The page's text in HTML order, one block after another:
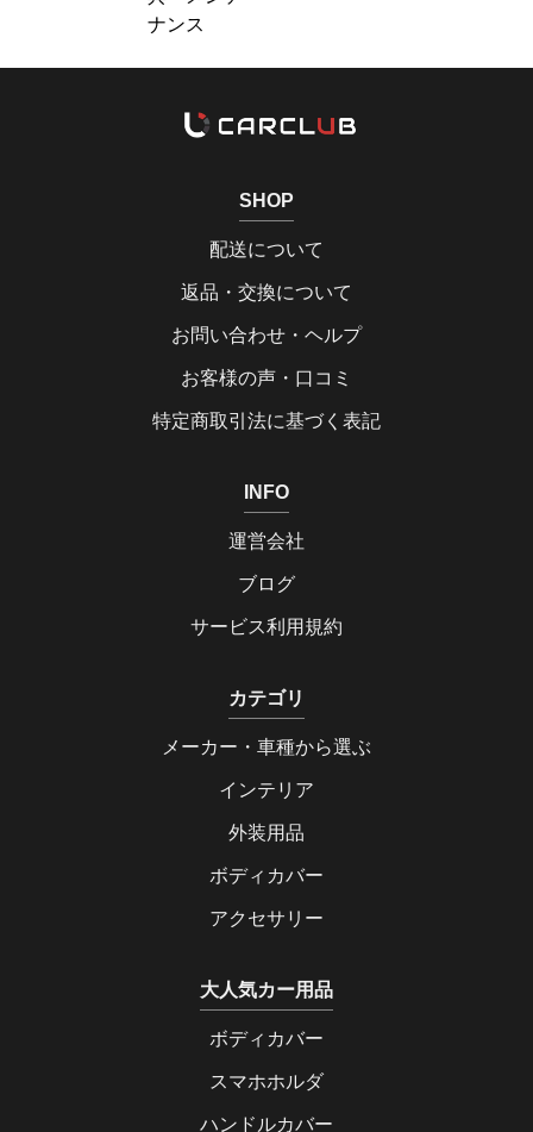
ナンス
SHOP
配送について
返品・交換について
お問い合わせ・ヘルプ
お客様の声・口コミ
特定商取引法に基づく表記
INFO
運営会社
ブログ
サービス利用規約
カテゴリ
メーカー・車種から選ぶ
インテリア
外装用品
ボディカバー
アクセサリー
大人気カー用品
ボディカバー
スマホホルダ
ハンドルカバー